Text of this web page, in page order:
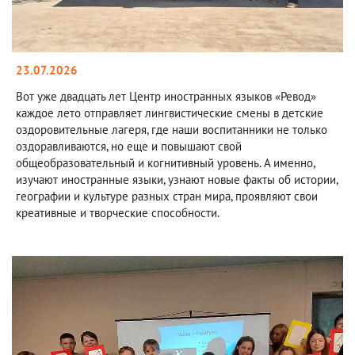
23.07.2026
Вот уже двадцать лет Центр иностранных языков «Ревод»
каждое лето отправляет лингвистические смены в детские
оздоровительные лагеря, где наши воспитанники не только
оздоравливаются, но еще и повышают свой
общеобразовательный и когнитивный уровень. А именно,
изучают иностранные языки, узнают новые факты об истории,
географии и культуре разных стран мира, проявляют свои
креативные и творческие способности.